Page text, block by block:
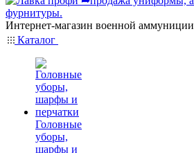
Интернет-магазин военной аммуниции
Каталог
Головные
уборы,
шарфы и